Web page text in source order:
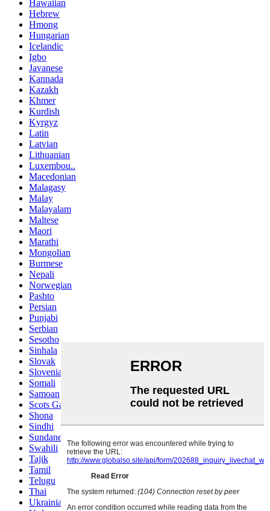
Hawaiian
Hebrew
Hmong
Hungarian
Icelandic
Igbo
Javanese
Kannada
Kazakh
Khmer
Kurdish
Kyrgyz
Latin
Latvian
Lithuanian
Luxembou..
Macedonian
Malagasy
Malay
Malayalam
Maltese
Maori
Marathi
Mongolian
Burmese
Nepali
Norwegian
Pashto
Persian
Punjabi
Serbian
Sesotho
Sinhala
Slovak
Slovenian
Somali
Samoan
Scots Gaelic
Shona
Sindhi
Sundanese
Swahili
Tajik
Tamil
Telugu
Thai
Ukrainian